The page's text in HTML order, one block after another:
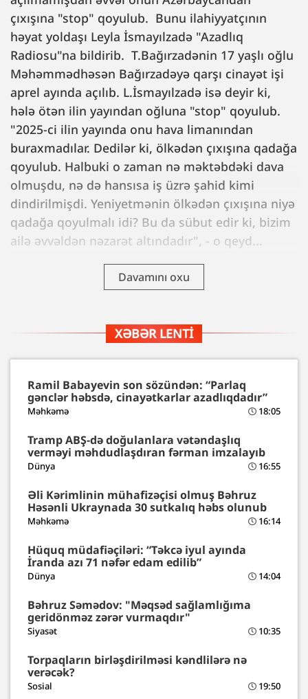
çıxışına "stop" qoyulub. Bunu ilahiyyatçının
həyat yoldaşı Leyla İsmayılzadə "Azadlıq
Radiosu"na bildirib. T.Bağırzadənin 17 yaşlı oğlu
Məhəmmədhəsən Bağırzadəyə qarşı cinayət işi
aprel ayında açılıb. L.İsmayılzadə isə deyir ki,
hələ ötən ilin yayından oğluna "stop" qoyulub.
"2025-ci ilin yayında onu hava limanından
buraxmadılar. Dedilər ki, ölkədən çıxışına qadağa
qoyulub. Halbuki o zaman nə məktəbdəki dava
olmuşdu, nə də hansısa iş üzrə şahid kimi
dindirilmişdi. Yeniyetmənin ölkədən çıxışına niyə
qadağa qoyulmalı idi? Bu da sübut edir ki, bizim
ailə əvvəldən nəzarət altındadır", - o qeyd...
Davamını oxu
XƏBƏR LENTI
Ramil Babayevin son sözündən: “Parlaq
gənclər həbsdə, cinayətkarlar azadlıqdadır”
Məhkəmə 18:05
Tramp ABŞ-də doğulanlara vətəndaşlıq
verməyi məhdudlaşdıran fərman imzalayıb
Dünya 16:55
Əli Kərimlinin mühafizəçisi olmuş Bəhruz
Həsənli Ukraynada 30 sutkalıq həbs olunub
Məhkəmə 16:14
Hüquq müdafiəçiləri: “Təkcə iyul ayında
İranda azı 71 nəfər edam edilib”
Dünya 14:04
Bəhruz Səmədov: "Məqsəd sağlamlığıma
geridönməz zərər vurmaqdır"
Siyasət 10:35
Torpaqların birləşdirilməsi kəndlilərə nə
verəcək?
Sosial 19:50